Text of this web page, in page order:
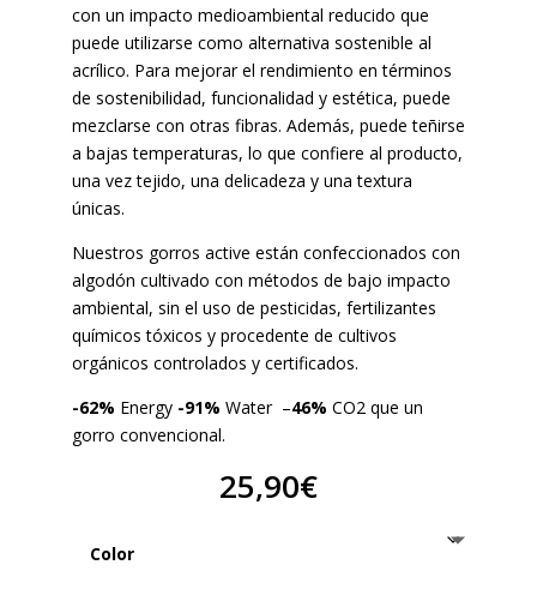
con un impacto medioambiental reducido que
puede utilizarse como alternativa sostenible al
acrílico. Para mejorar el rendimiento en términos
de sostenibilidad, funcionalidad y estética, puede
mezclarse con otras fibras. Además, puede teñirse
a bajas temperaturas, lo que confiere al producto,
una vez tejido, una delicadeza y una textura
únicas.
Nuestros gorros active están confeccionados con
algodón cultivado con métodos de bajo impacto
ambiental, sin el uso de pesticidas, fertilizantes
químicos tóxicos y procedente de cultivos
orgánicos controlados y certificados.
-62% Energy -91% Water –46% CO2 que un
gorro convencional.
25,90€
Color